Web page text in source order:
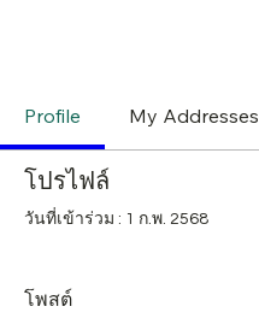
Profile My Addresses
โปรไฟล์
วันที่เข้าร่วม : 1 ก.พ. 2568
โพสต์